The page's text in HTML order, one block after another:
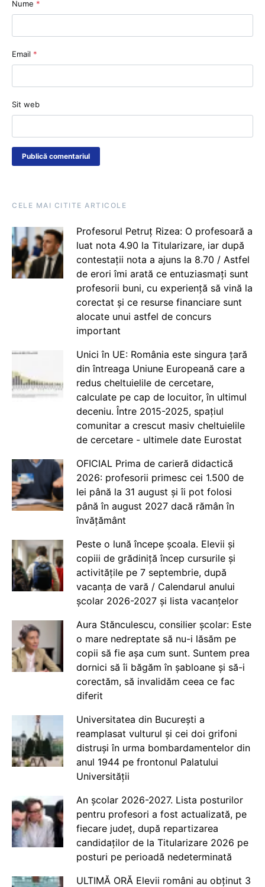
Nume *
Email *
Sit web
CELE MAI CITITE ARTICOLE
Profesorul Petruț Rizea: O profesoară a
luat nota 4.90 la Titularizare, iar după
contestații nota a ajuns la 8.70 / Astfel
de erori îmi arată ce entuziasmați sunt
profesorii buni, cu experiență să vină la
corectat și ce resurse financiare sunt
alocate unui astfel de concurs
important
Unici în UE: România este singura țară
din întreaga Uniune Europeană care a
redus cheltuielile de cercetare,
calculate pe cap de locuitor, în ultimul
deceniu. Între 2015-2025, spațiul
comunitar a crescut masiv cheltuielile
de cercetare - ultimele date Eurostat
OFICIAL Prima de carieră didactică
2026: profesorii primesc cei 1.500 de
lei până la 31 august și îi pot folosi
până în august 2027 dacă rămân în
învățământ
Peste o lună începe școala. Elevii și
copiii de grădiniță încep cursurile și
activitățile pe 7 septembrie, după
vacanța de vară / Calendarul anului
școlar 2026-2027 și lista vacanțelor
Aura Stănculescu, consilier școlar: Este
o mare nedreptate să nu-i lăsăm pe
copii să fie așa cum sunt. Suntem prea
dornici să îi băgăm în șabloane și să-i
corectăm, să invalidăm ceea ce fac
diferit
Universitatea din București a
reamplasat vulturul și cei doi grifoni
distruși în urma bombardamentelor din
anul 1944 pe frontonul Palatului
Universității
An școlar 2026-2027. Lista posturilor
pentru profesori a fost actualizată, pe
fiecare județ, după repartizarea
candidaților de la Titularizare 2026 pe
posturi pe perioadă nedeterminată
ULTIMĂ ORĂ Elevii români au obținut 3